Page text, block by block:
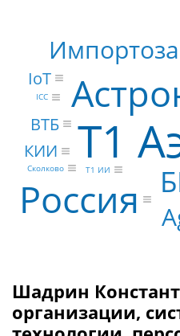
Т1
Россия
ВТБ
IoT
КИИ
Т1 ИИ
Сколково
ICC
Шадрин
организации,